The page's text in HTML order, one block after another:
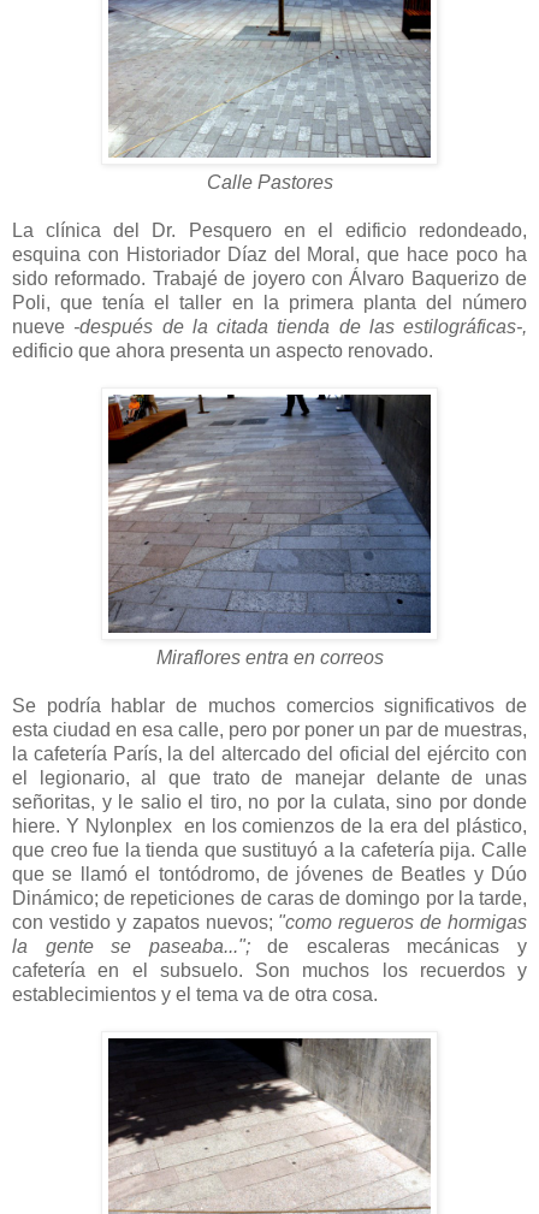
Calle Pastores
La clínica del Dr. Pesquero en el edificio redondeado,
esquina con Historiador Díaz del Moral, que hace poco ha
sido reformado. Trabajé de joyero con Álvaro Baquerizo de
Poli, que tenía el taller en la primera planta del número
nueve -después de la citada tienda de las estilográficas-,
edificio que ahora presenta un aspecto renovado.
Miraflores entra en correos
Se podría hablar de muchos comercios significativos de
esta ciudad en esa calle, pero por poner un par de muestras,
la cafetería París, la del altercado del oficial del ejército con
el legionario, al que trato de manejar delante de unas
señoritas, y le salio el tiro, no por la culata, sino por donde
hiere. Y Nylonplex en los comienzos de la era del plástico,
que creo fue la tienda que sustituyó a la cafetería pija. Calle
que se llamó el tontódromo, de jóvenes de Beatles y Dúo
Dinámico; de repeticiones de caras de domingo por la tarde,
con vestido y zapatos nuevos; "como regueros de hormigas
la gente se paseaba...";de escaleras mecánicas y
cafetería en el subsuelo. Son muchos los recuerdos y
establecimientos y el tema va de otra cosa.